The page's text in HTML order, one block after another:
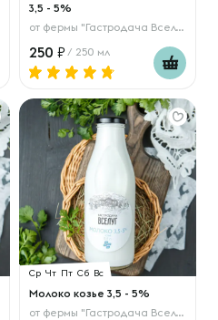
3,5 - 5%
от фермы "Гастродача Вселуг"
250 / 250 мл
Ср Чт Пт Сб Вс
Молоко козье 3,5 - 5%
от фермы "Гастродача Вселуг"